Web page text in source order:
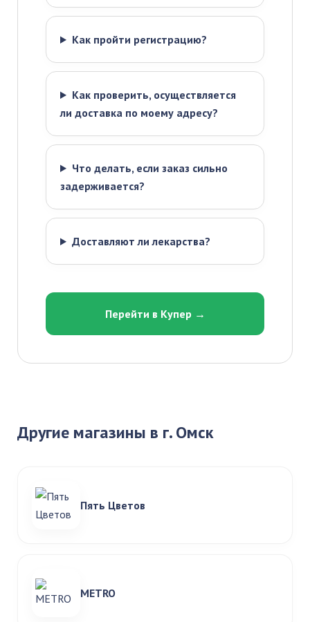
Как пройти регистрацию?
Как проверить, осуществляется
ли доставка по моему адресу?
Что делать, если заказ сильно
задерживается?
Доставляют ли лекарства?
Перейти в Купер →
Другие магазины в г. Омск
Пять Цветов
METRO